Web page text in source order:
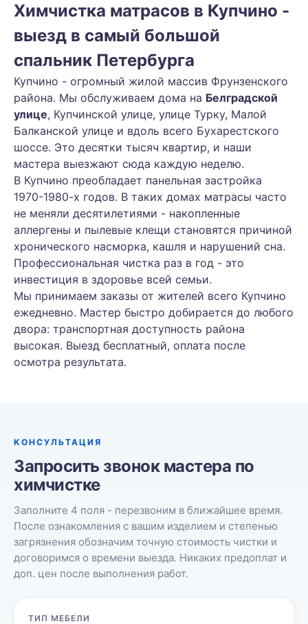
Химчистка матрасов в Купчино -
выезд в самый большой
спальник Петербурга
Купчино - огромный жилой массив Фрунзенского
района. Мы обслуживаем дома на Белградской
улице, Купчинской улице, улице Турку, Малой
Балканской улице и вдоль всего Бухарестского
шоссе. Это десятки тысяч квартир, и наши
мастера выезжают сюда каждую неделю.
В Купчино преобладает панельная застройка
1970-1980-х годов. В таких домах матрасы часто
не меняли десятилетиями - накопленные
аллергены и пылевые клещи становятся причиной
хронического насморка, кашля и нарушений сна.
Профессиональная чистка раз в год - это
инвестиция в здоровье всей семьи.
Мы принимаем заказы от жителей всего Купчино
ежедневно. Мастер быстро добирается до любого
двора: транспортная доступность района
высокая. Выезд бесплатный, оплата после
осмотра результата.
КОНСУЛЬТАЦИЯ
Запросить звонок мастера по
химчистке
Заполните 4 поля - перезвоним в ближайшее время.
После ознакомления с вашим изделием и степенью
загрязнения обозначим точную стоимость чистки и
договоримся о времени выезда. Никаких предоплат и
доп. цен после выполнения работ.
ТИП МЕБЕЛИ